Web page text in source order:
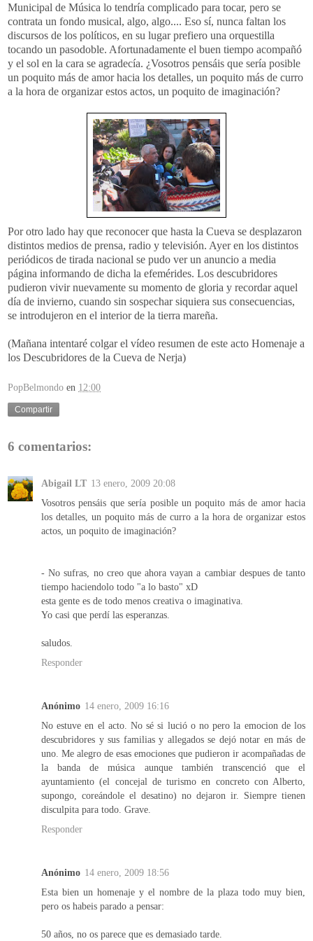
Municipal de Música lo tendría complicado para tocar, pero se
contrata un fondo musical, algo, algo.... Eso sí, nunca faltan los
discursos de los políticos, en su lugar prefiero una orquestilla
tocando un pasodoble. Afortunadamente el buen tiempo acompañó
y el sol en la cara se agradecía. ¿Vosotros pensáis que sería posible
un poquito más de amor hacia los detalles, un poquito más de curro
a la hora de organizar estos actos, un poquito de imaginación?
Por otro lado hay que reconocer que hasta la Cueva se desplazaron
distintos medios de prensa, radio y televisión. Ayer en los distintos
periódicos de tirada nacional se pudo ver un anuncio a media
página informando de dicha la efemérides. Los descubridores
pudieron vivir nuevamente su momento de gloria y recordar aquel
día de invierno, cuando sin sospechar siquiera sus consecuencias,
se introdujeron en el interior de la tierra mareña.
(Mañana intentaré colgar el vídeo resumen de este acto Homenaje a
los Descubridores de la Cueva de Nerja)
PopBelmondo en 12:00
Compartir
6 comentarios:
Abigail LT 13 enero, 2009 20:08
Vosotros pensáis que sería posible un poquito más de amor hacia
los detalles, un poquito más de curro a la hora de organizar estos
actos, un poquito de imaginación?
- No sufras, no creo que ahora vayan a cambiar despues de tanto
tiempo haciendolo todo "a lo basto" xD
esta gente es de todo menos creativa o imaginativa.
Yo casi que perdí las esperanzas.
saludos.
Responder
Anónimo 14 enero, 2009 16:16
No estuve en el acto. No sé si lució o no pero la emocion de los
descubridores y sus familias y allegados se dejó notar en más de
uno. Me alegro de esas emociones que pudieron ir acompañadas de
la banda de música aunque también transcenció que el
ayuntamiento (el concejal de turismo en concreto con Alberto,
supongo, coreándole el desatino) no dejaron ir. Siempre tienen
disculpita para todo. Grave.
Responder
Anónimo 14 enero, 2009 18:56
Esta bien un homenaje y el nombre de la plaza todo muy bien,
pero os habeis parado a pensar:
50 años, no os parece que es demasiado tarde.